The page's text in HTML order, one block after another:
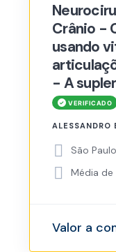
Crânio -
usando
- A
ALESSANDRO
São Paulo
Média de
Valor a